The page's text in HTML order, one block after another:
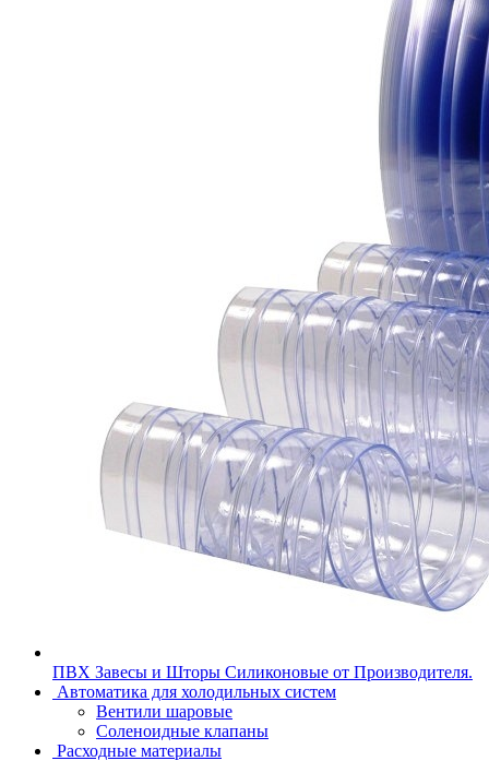
ПВХ Завесы и Шторы Силиконовые от Производителя.
Автоматика для холодильных систем
Вентили шаровые
Соленоидные клапаны
Расходные материалы